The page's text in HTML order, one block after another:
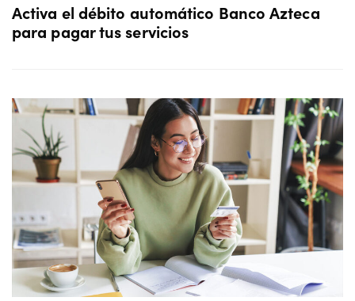
Activa el débito automático Banco Azteca
para pagar tus servicios